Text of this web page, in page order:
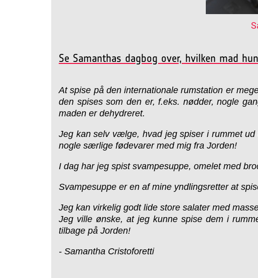
Se Samanthas dagbog over, hvilken mad
At spise på den internationale rumstation er
den spises som den er, f.eks. nødder, nogle
maden er dehydreret.
Jeg kan selv vælge, hvad jeg spiser i rummet
nogle særlige fødevarer med mig fra Jorden!
I dag har jeg spist svampesuppe, omelet med
Svampesuppe er en af mine yndlingsretter at
Jeg kan virkelig godt lide store salater med
Jeg ville ønske, at jeg kunne spise dem i
tilbage på Jorden!
- Samantha Cristoforetti